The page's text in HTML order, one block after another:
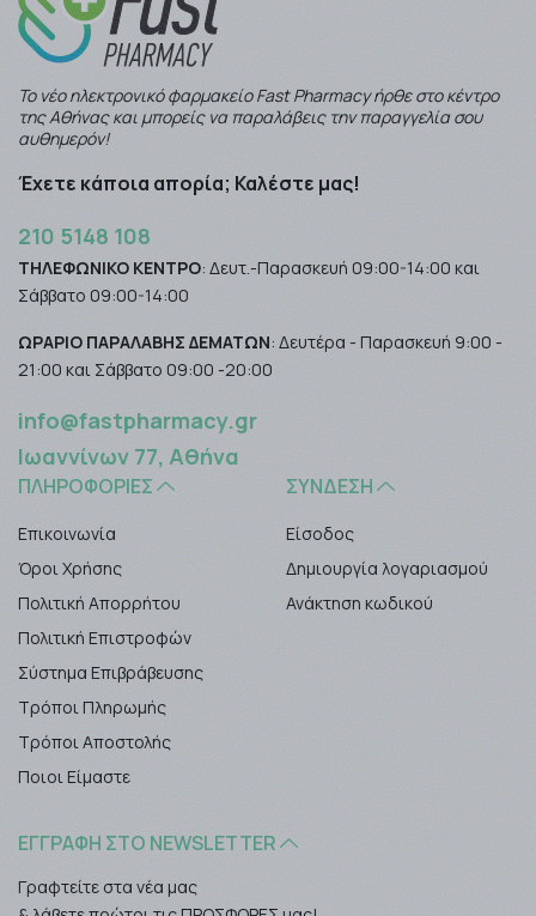
Το νέο ηλεκτρονικό φαρμακείο Fast Pharmacy ήρθε στο κέντρο
της Αθήνας και μπορείς να παραλάβεις την παραγγελία σου
αυθημερόν!
Έχετε κάποια απορία; Καλέστε μας!
210 5148 108
ΤΗΛΕΦΩΝΙΚΟ ΚΕΝΤΡΟ: Δευτ.-Παρασκευή 09:00-14:00 και
Σάββατο 09:00-14:00
ΩΡΑΡΙΟ ΠΑΡΑΛΑΒΗΣ ΔΕΜΑΤΩΝ: Δευτέρα - Παρασκευή 9:00 -
21:00 και Σάββατο 09:00 -20:00
info@fastpharmacy.gr
Ιωαννίνων 77, Αθήνα
ΠΛΗΡΟΦΟΡΊΕΣ
Επικοινωνία
Όροι Χρήσης
Πολιτική Απορρήτου
Πολιτική Επιστροφών
Σύστημα Επιβράβευσης
Τρόποι Πληρωμής
Τρόποι Αποστολής
Ποιοι Είμαστε
ΣΎΝΔΕΣΗ
Είσοδος
Δημιουργία λογαριασμού
Ανάκτηση κωδικού
ΕΓΓΡΑΦΉ ΣΤΟ NEWSLETTER
Γραφτείτε στα νέα μας